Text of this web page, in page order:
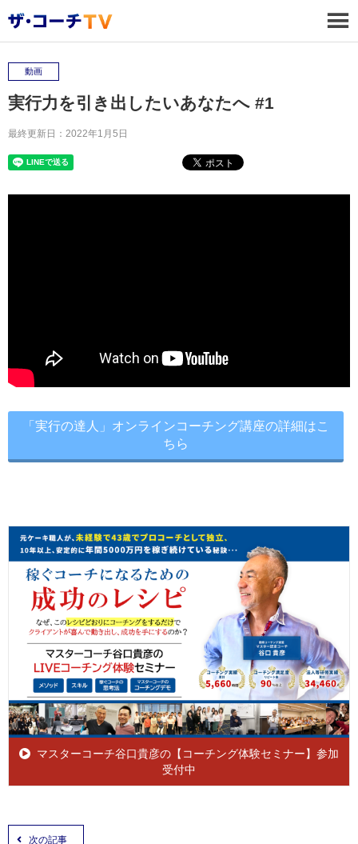
動画
実行力を引き出したいあなたへ #1
最終更新日：2022年1月5日
「実行の達人」オンラインコーチング講座の詳細はこ
ちら
マスターコーチ谷口貴彦の【コーチング体験セミナー】参加
受付中
次の記事